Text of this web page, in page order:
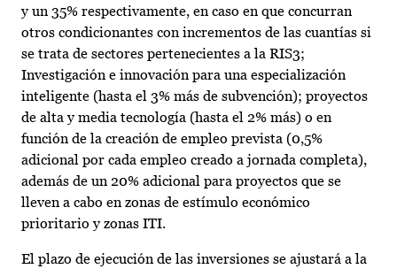
y un 35% respectivamente, en caso en que concurran
otros condicionantes con incrementos de las cuantías si
se trata de sectores pertenecientes a la RIS3;
Investigación e innovación para una especialización
inteligente (hasta el 3% más de subvención); proyectos
de alta y media tecnología (hasta el 2% más) o en
función de la creación de empleo prevista (0,5%
adicional por cada empleo creado a jornada completa),
además de un 20% adicional para proyectos que se
lleven a cabo en zonas de estímulo económico
prioritario y zonas ITI.
El plazo de ejecución de las inversiones se ajustará a la